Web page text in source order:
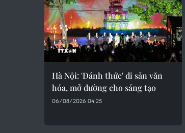
Hà Nội: 'Đánh thức' di sản văn
hóa, mở đường cho sáng tạo
06/08/2026 04:25